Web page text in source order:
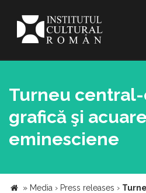
Turneu
grafică şi
eminesciene
» Media › Press releases ›